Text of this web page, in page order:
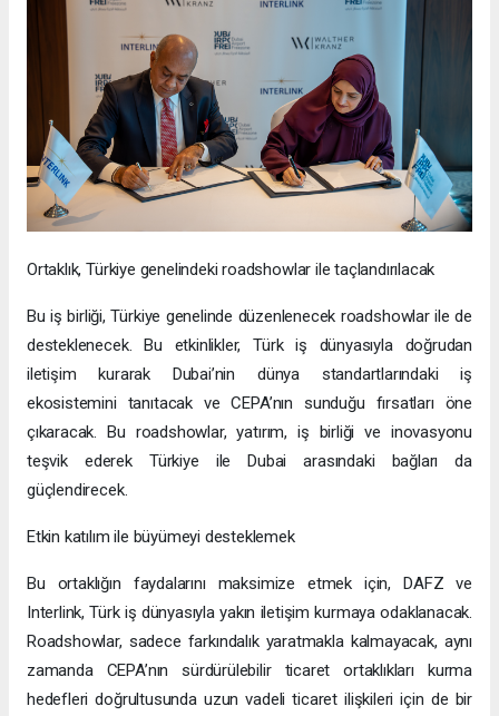
Ortaklık, Türkiye genelindeki roadshowlar ile taçlandırılacak
Bu iş birliği, Türkiye genelinde düzenlenecek roadshowlar ile de
desteklenecek. Bu etkinlikler, Türk iş dünyasıyla doğrudan
iletişim kurarak Dubai’nin dünya standartlarındaki iş
ekosistemini tanıtacak ve CEPA’nın sunduğu fırsatları öne
çıkaracak. Bu roadshowlar, yatırım, iş birliği ve inovasyonu
teşvik ederek Türkiye ile Dubai arasındaki bağları da
güçlendirecek.
Etkin katılım ile büyümeyi desteklemek
Bu ortaklığın faydalarını maksimize etmek için, DAFZ ve
Interlink, Türk iş dünyasıyla yakın iletişim kurmaya odaklanacak.
Roadshowlar, sadece farkındalık yaratmakla kalmayacak, aynı
zamanda CEPA’nın sürdürülebilir ticaret ortaklıkları kurma
hedefleri doğrultusunda uzun vadeli ticaret ilişkileri için de bir